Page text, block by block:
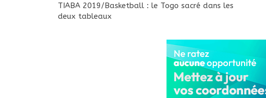
TIABA 2019/Basketball : le Togo sacré dans les
deux tableaux